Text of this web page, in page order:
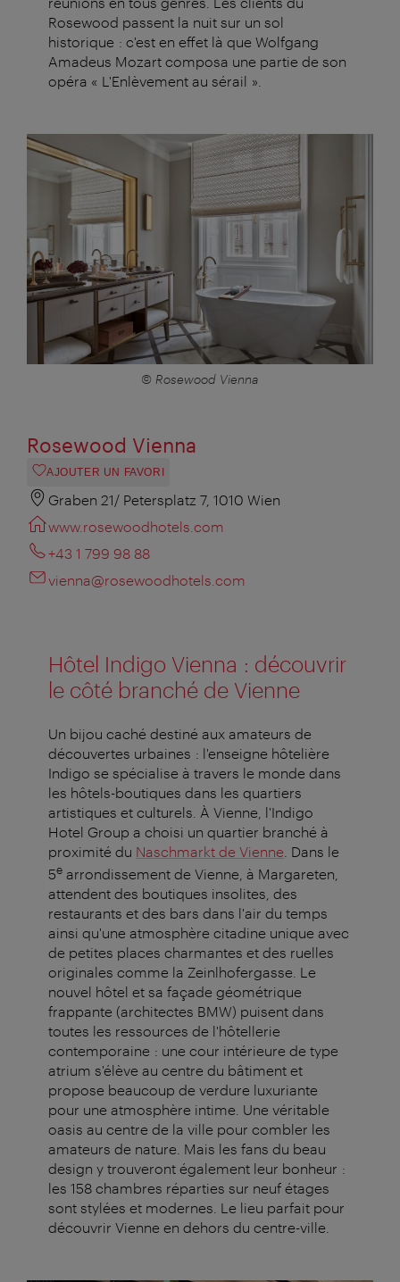
Rosewood passent la nuit sur un sol
historique : c'est en effet là que Wolfgang
Amadeus Mozart composa une partie de son
opéra « L'Enlèvement au sérail ».
© Rosewood Vienna
Rosewood Vienna
AJOUTER UN FAVORI
Graben 21/ Petersplatz 7, 1010 Wien
www.rosewoodhotels.com
+43 1 799 98 88
vienna@rosewoodhotels.com
Hôtel Indigo Vienna : découvrir
le côté branché de Vienne
Un bijou caché destiné aux amateurs de
découvertes urbaines : l'enseigne hôtelière
Indigo se spécialise à travers le monde dans
les hôtels-boutiques dans les quartiers
artistiques et culturels. À Vienne, l'Indigo
Hotel Group a choisi un quartier branché à
proximité du Naschmarkt de Vienne . Dans le
5e arrondissement de Vienne, à Margareten,
attendent des boutiques insolites, des
restaurants et des bars dans l'air du temps
ainsi qu'une atmosphère citadine unique avec
de petites places charmantes et des ruelles
originales comme la Zeinlhofergasse. Le
nouvel hôtel et sa façade géométrique
frappante (architectes BMW) puisent dans
toutes les ressources de l'hôtellerie
contemporaine : une cour intérieure de type
atrium s'élève au centre du bâtiment et
propose beaucoup de verdure luxuriante
pour une atmosphère intime. Une véritable
oasis au centre de la ville pour combler les
amateurs de nature. Mais les fans du beau
design y trouveront également leur bonheur :
les 158 chambres réparties sur neuf étages
sont stylées et modernes. Le lieu parfait pour
découvrir Vienne en dehors du centre-ville.